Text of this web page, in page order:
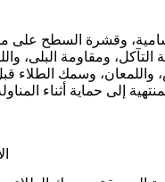
وقشرة السطح على
ومقاومة البلى،
واللمعان، وسمك الطلاء
إلى حماية أثناء